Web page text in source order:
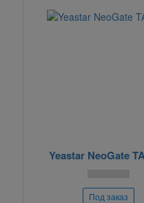
Yeastar NeoGate
Под заказ